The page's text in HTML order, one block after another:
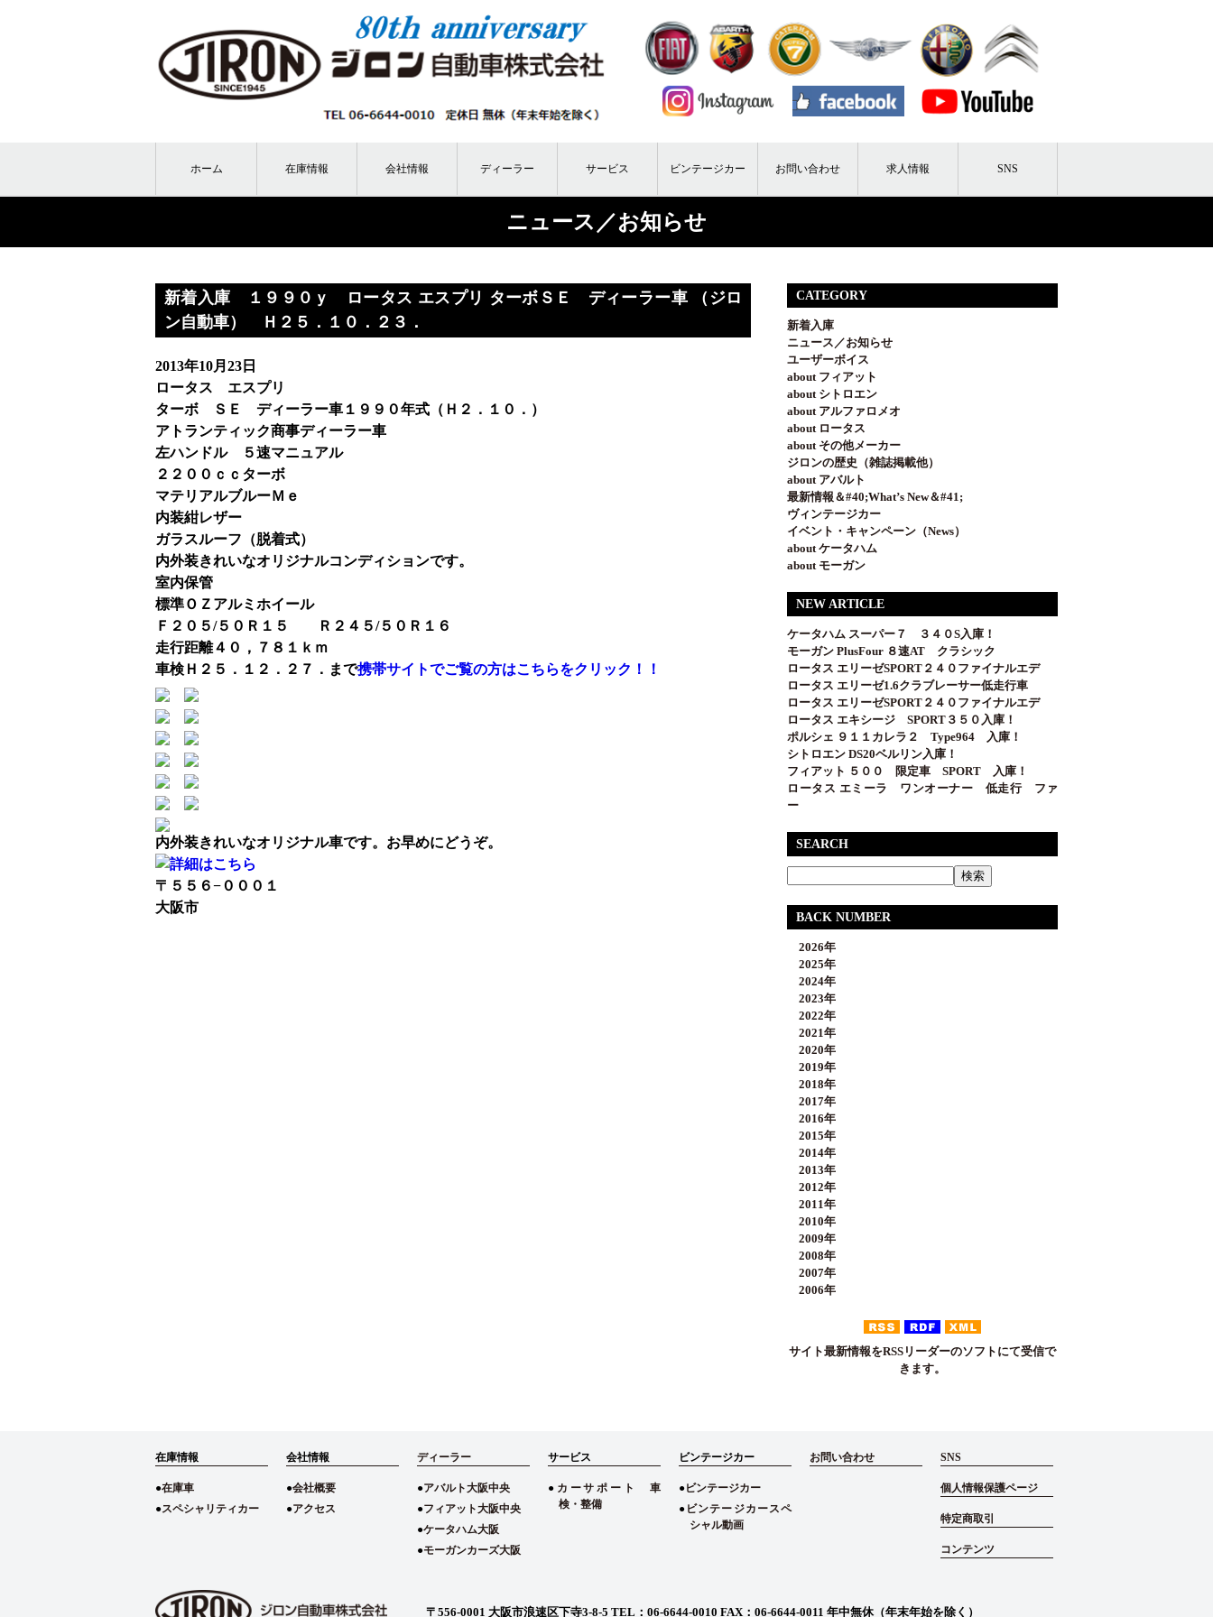
ホーム 在庫情報 会社情報 ディーラー サービス ビンテージカー お問い合わせ 求人情報 SNS
ニュース／お知らせ
新着入庫 １９９０ｙ ロータス エスプリ ターボＳＥ ディーラー車 （ジロ
ン自動車） Ｈ２５．１０．２３．
2013年10月23日
ロータス エスプリ
ターボ ＳＥ ディーラー車１９９０年式（Ｈ２．１０．）
アトランティック商事ディーラー車
左ハンドル ５速マニュアル
２２００ｃｃターボ
マテリアルブルーＭｅ
内装紺レザー
ガラスルーフ（脱着式）
内外装きれいなオリジナルコンディションです。
室内保管
標準ＯＺアルミホイール
Ｆ２０５/５０Ｒ１５ Ｒ２４５/５０Ｒ１６
走行距離４０，７８１ｋｍ
車検Ｈ２５．１２．２７．まで携帯サイトでご覧の方はこちらをクリック！！
内外装きれいなオリジナル車です。お早めにどうぞ。
〒５５６−０００１
大阪市
CATEGORY
新着入庫
ニュース／お知らせ
ユーザーボイス
about フィアット
about シトロエン
about アルファロメオ
about ロータス
about その他メーカー
ジロンの歴史（雑誌掲載他）
about アバルト
最新情報＆#40;What’s New＆#41;
ヴィンテージカー
イベント・キャンペーン（News）
about ケータハム
about モーガン
NEW ARTICLE
ケータハム スーパー７ ３４０S入庫！
モーガン PlusFour ８速AT クラシック
ロータス エリーゼSPORT２４０ファイナルエデ
ロータス エリーゼ1.6クラブレーサー低走行車
ロータス エリーゼSPORT２４０ファイナルエデ
ロータス エキシージ SPORT３５０入庫！
ポルシェ ９１１カレラ２ Type964 入庫！
シトロエン DS20ベルリン入庫！
フィアット ５００ 限定車 SPORT 入庫！
ロータス エミーラ ワンオーナー 低走行 ファ
ー
SEARCH
BACK NUMBER
2026年
2025年
2024年
2023年
2022年
2021年
2020年
2019年
2018年
2017年
2016年
2015年
2014年
2013年
2012年
2011年
2010年
2009年
2008年
2007年
2006年
サイト最新情報をRSSリーダーのソフトにて受信で
きます。
在庫情報
在庫車
スペシャリティカー
会社情報
会社概要
アクセス
ディーラー
アバルト大阪中央
フィアット大阪中央
ケータハム大阪
モーガンカーズ大阪
サービス
カーサポート 車
検・整備
ビンテージカー
ビンテージカー
ビンテージカースペ
シャル動画
お問い合わせ SNS
個人情報保護ページ
特定商取引
コンテンツ
〒556-0001 大阪市浪速区下寺3-8-5 TEL：06-6644-0010 FAX：06-6644-0011 年中無休（年末年始を除く）